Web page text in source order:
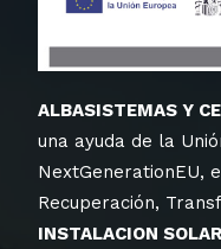
ALBASISTEMAS Y
una ayuda de la
NextGenerationEU,
Recuperación,
INSTALACION